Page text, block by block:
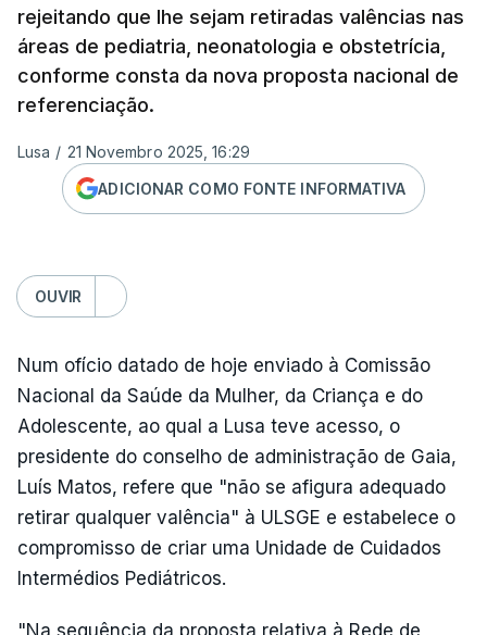
rejeitando que lhe sejam retiradas valências nas
áreas de pediatria, neonatologia e obstetrícia,
conforme consta da nova proposta nacional de
referenciação.
Lusa / 21 Novembro 2025, 16:29
ADICIONAR COMO FONTE INFORMATIVA
OUVIR
Num ofício datado de hoje enviado à Comissão
Nacional da Saúde da Mulher, da Criança e do
Adolescente, ao qual a Lusa teve acesso, o
presidente do conselho de administração de Gaia,
Luís Matos, refere que "não se afigura adequado
retirar qualquer valência" à ULSGE e estabelece o
compromisso de criar uma Unidade de Cuidados
Intermédios Pediátricos.
"Na sequência da proposta relativa à Rede de